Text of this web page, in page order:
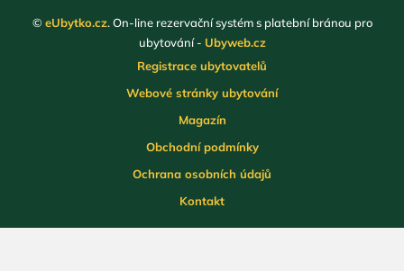
© eUbytko.cz. On-line rezervační systém s platební bránou pro
ubytování - Ubyweb.cz
Registrace ubytovatelů
Webové stránky ubytování
Magazín
Obchodní podmínky
Ochrana osobních údajů
Kontakt